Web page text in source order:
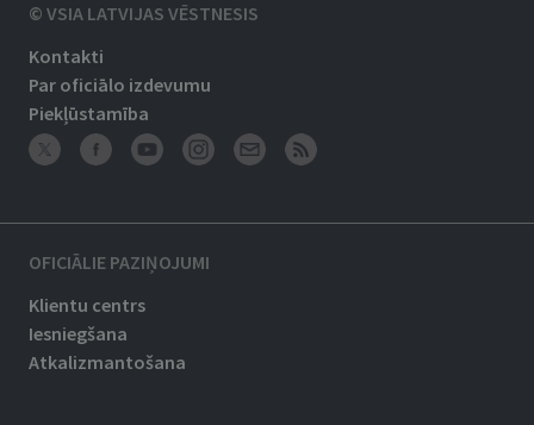
© VSIA LATVIJAS VĒSTNESIS
Kontakti
Par oficiālo izdevumu
Piekļūstamība
OFICIĀLIE PAZIŅOJUMI
Klientu centrs
Iesniegšana
Atkalizmantošana